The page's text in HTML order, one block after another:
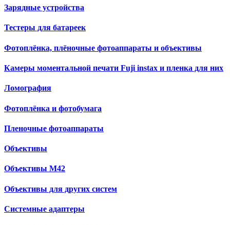
Зарядные устройства
Тестеры для батареек
Фотоплёнка, плёночные фотоаппараты и объективы
Камеры моментальной печати Fuji instax и пленка для них
Ломография
Фотоплёнка и фотобумага
Пленочные фотоаппараты
Объективы
Объективы М42
Объективы для других систем
Cистемные адаптеры